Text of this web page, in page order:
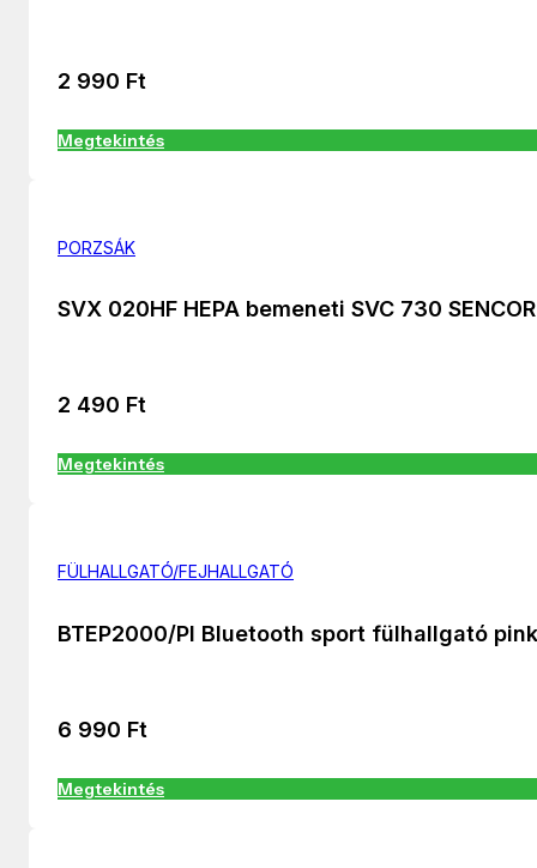
2 990 Ft
Megtekintés
PORZSÁK
SVX 020HF HEPA bemeneti SVC 730 SENCOR
2 490 Ft
Megtekintés
FÜLHALLGATÓ/FEJHALLGATÓ
BTEP2000/PI Bluetooth sport fülhallgató pink
6 990 Ft
Megtekintés